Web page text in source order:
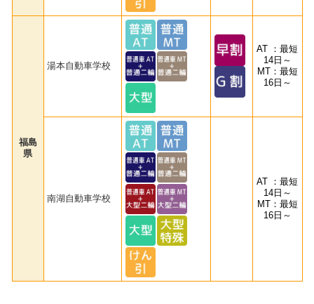
福島
県
湯本自動車学校
AT ：最短
14日～
MT：最短
16日～
南湖自動車学校
AT ：最短
14日～
MT：最短
16日～